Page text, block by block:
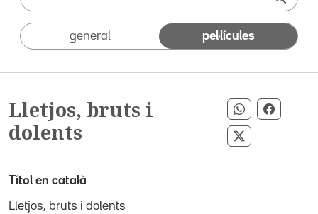
general pel·lícules
Lletjos, bruts i
dolents
Compartir
Compartir
Títol en català
Lletjos, bruts i dolents